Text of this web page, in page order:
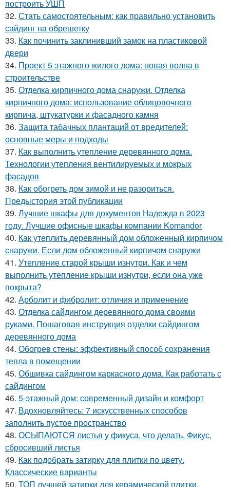
построить УШП
32. Стать самостоятельным: как правильно установить
сайдинг на обрешетку
33. Как починить заклинивший замок на пластиковой
двери
34. Проект 5 этажного жилого дома: новая волна в
строительстве
35. Отделка кирпичного дома снаружи. Отделка
кирпичного дома: использование облицовочного
кирпича, штукатурки и фасадного камня
36. Защита табачных плантаций от вредителей:
основные меры и подходы
37. Как выполнить утепление деревянного дома.
Технологии утепления вентилируемых и мокрых
фасадов
38. Как обогреть дом зимой и не разориться.
Предыстория этой публикации
39. Лучшие шкафы для документов Надежда в 2023
году. Лучшие офисные шкафы компании Komandor
40. Как утеплить деревянный дом обложенный кирпичом
снаружи. Если дом обложенный кирпичом снаружи
41. Утепление старой крыши изнутри. Как и чем
выполнить утепление крыши изнутри, если она уже
покрыта?
42. Арболит и фибролит: отличия и применение
43. Отделка сайдингом деревянного дома своими
руками. Пошаговая инструкция отделки сайдингом
деревянного дома
44. Обогрев стены: эффективный способ сохранения
тепла в помещении
45. Обшивка сайдингом каркасного дома. Как работать с
сайдингом
46. 5-этажный дом: современный дизайн и комфорт
47. Вдохновляйтесь: 7 искусственных способов
заполнить пустое пространство
48. ОСЫПАЮТСЯ листья у фикуса, что делать. Фикус,
сбросивший листья
49. Как подобрать затирку для плитки по цвету.
Классические варианты
50. ТОП лучшей затирки для керамической плитки.